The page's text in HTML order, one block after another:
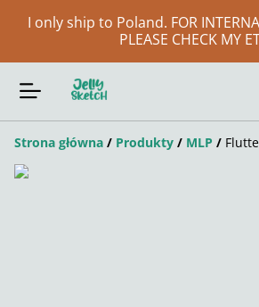
I only ship to Poland. FOR
PLEASE CHECK MY
Strona główna / Produkty / MLP /